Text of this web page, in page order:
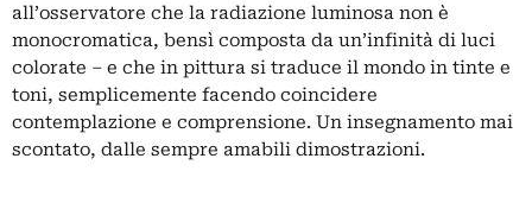
all’osservatore che la radiazione luminosa non è
monocromatica, bensì composta da un’infinità di luci
colorate – e che in pittura si traduce il mondo in tinte e
toni, semplicemente facendo coincidere
contemplazione e comprensione. Un insegnamento mai
scontato, dalle sempre amabili dimostrazioni.